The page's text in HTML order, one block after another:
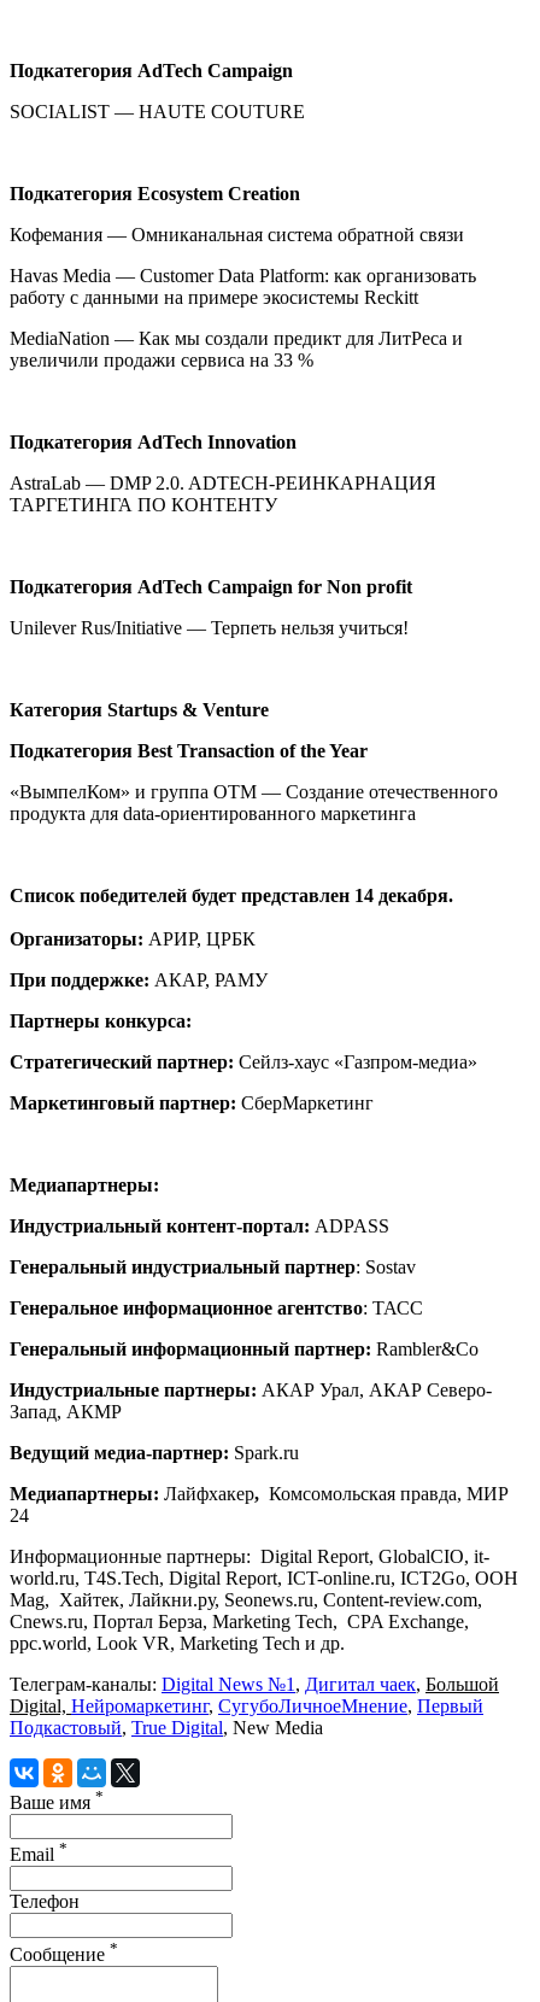
Подкатегория AdTech Campaign
SOCIALIST — HAUTE COUTURE
Подкатегория Ecosystem Creation
Кофемания — Омниканальная система обратной связи
Havas Media — Customer Data Platform: как организовать
работу с данными на примере экосистемы Reckitt
MediaNation — Как мы создали предикт для ЛитРеса и
увеличили продажи сервиса на 33 %
Подкатегория AdTech Innovation
AstraLab — DMP 2.0. ADTECH-РЕИНКАРНАЦИЯ
ТАРГЕТИНГА ПО КОНТЕНТУ
Подкатегория AdTech Campaign for Non profit
Unilever Rus/Initiative — Терпеть нельзя учиться!
Категория Startups & Venture
Подкатегория Best Transaction of the Year
«ВымпелКом» и группа ОТМ — Создание отечественного
продукта для data-ориентированного маркетинга
Список победителей будет представлен 14 декабря.
Организаторы: АРИР, ЦРБК
При поддержке: АКАР, РАМУ
Партнеры конкурса:
Стратегический партнер: Сейлз-хаус «Газпром-медиа»
Маркетинговый партнер: СберМаркетинг
Медиапартнеры:
Индустриальный контент-портал: ADPASS
Генеральный индустриальный партнер: Sostav
Генеральное информационное агентство: ТАСС
Генеральный информационный партнер: Rambler&Co
Индустриальные партнеры: АКАР Урал, АКАР Северо-
Запад, АКМР
Ведущий медиа-партнер: Spark.ru
Медиапартнеры: Лайфхакер, Комсомольская правда, МИР
24
Информационные партнеры: Digital Report, GlobalCIO, it-
world.ru, T4S.Tech, Digital Report, ICT-online.ru, ICT2Go, OOH
Mag, Хайтек, Лайкни.ру, Seonews.ru, Content-review.com,
Cnews.ru, Портал Берза, Marketing Tech, CPA Exchange,
ppc.world, Look VR, Marketing Tech и др.
Телеграм-каналы: Digital News №1 , Дигитал чаек, Большой
Digital, Нейромаркетинг, СугубоЛичноеМнение, Первый
Подкастовый, True Digital, New Media
Ваше имя *
Email *
Телефон
Сообщение *